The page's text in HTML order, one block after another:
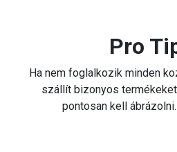
Pro
Ha nem foglalkozik minden
szállít bizonyos
pontosan kell